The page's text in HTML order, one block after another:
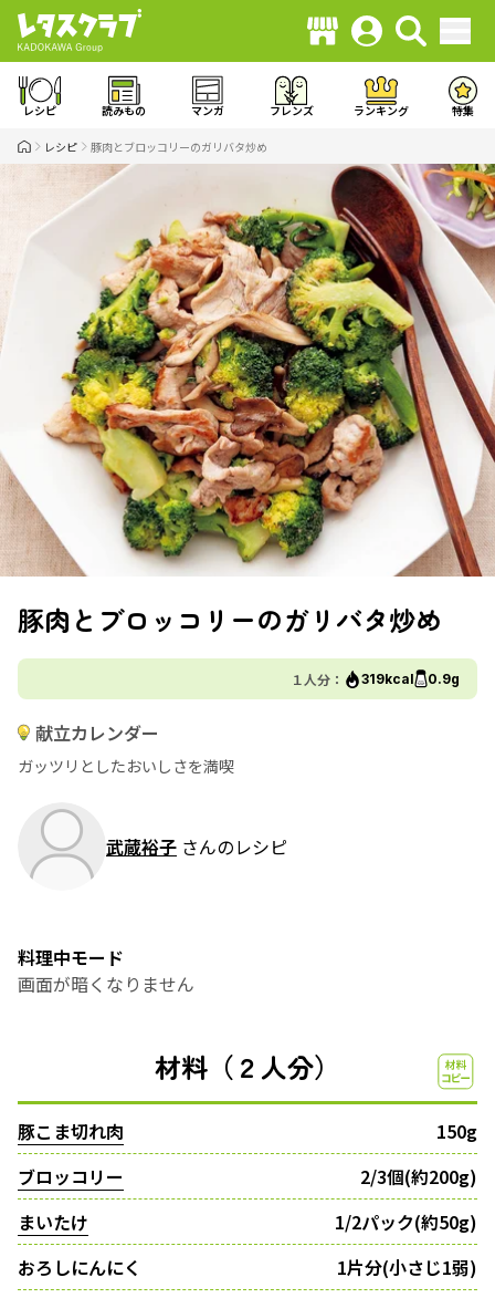
レシピ 読みもの マンガ フレンズ ランキング 特集
レシピ 豚肉とブロッコリーのガリバタ炒め
豚肉とブロッコリーのガリバタ炒め
１人分： 319kcal 0.9g
献立カレンダー
ガッツリとしたおいしさを満喫
武蔵裕子 さんのレシピ
料理中モード
画面が暗くなりません
材料（２人分）
豚こま切れ肉
150g
ブロッコリー
2/3個(約200g)
まいたけ
1/2パック(約50g)
おろしにんにく
1片分(小さじ1弱)